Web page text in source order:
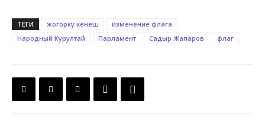
ТЕГИ жогорку кенеш
изменение флага
Народный Курултай
Парламент Садыр Жапаров флаг